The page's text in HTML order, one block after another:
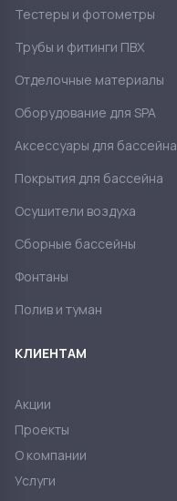
Тестеры и фотометры
Трубы и фитинги ПВХ
Отделочные материалы
Оборудование для SPA
Аксессуары для бассейна
Покрытия для бассейна
Осушители воздуха
Сборные бассейны
Фонтаны
Полив и туман
КЛИЕНТАМ
Акции
Проекты
О компании
Услуги